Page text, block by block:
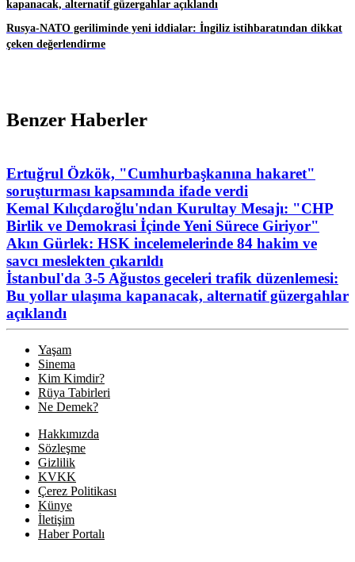
kapanacak, alternatif güzergahlar açıklandı
Rusya-NATO geriliminde yeni iddialar: İngiliz istihbaratından dikkat
çeken değerlendirme
Benzer Haberler
Ertuğrul Özkök, "Cumhurbaşkanına hakaret"
soruşturması kapsamında ifade verdi
Kemal Kılıçdaroğlu'ndan Kurultay Mesajı: "CHP
Birlik ve Demokrasi İçinde Yeni Sürece Giriyor"
Akın Gürlek: HSK incelemelerinde 84 hakim ve
savcı meslekten çıkarıldı
İstanbul'da 3-5 Ağustos geceleri trafik düzenlemesi:
Bu yollar ulaşıma kapanacak, alternatif güzergahlar
açıklandı
Yaşam
Sinema
Kim Kimdir?
Rüya Tabirleri
Ne Demek?
Hakkımızda
Sözleşme
Gizlilik
KVKK
Çerez Politikası
Künye
İletişim
Haber Portalı